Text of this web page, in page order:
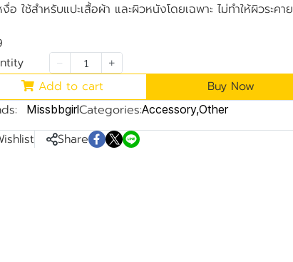
อ ใช้สำหรับแปะเสื้อผ้า และผิวหนังโดยเฉพาะ ไม่ทำให้ผิวระคาย
Add to cart
Buy Now
MissbbgirlCategories:Accessory,Other
Share